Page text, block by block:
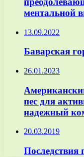
ментальной
13.09.2022
Баварская
26.01.2023
пес для
надежный
20.03.2019
Последствия